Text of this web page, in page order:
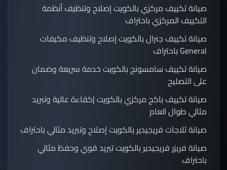
صيانة تكييف مركزي بالكويت إصلاح وتنظيف أنظمة
التكييف المركزي باحتراف
صيانة تكييف جنرال بالكويت إصلاح وتنظيف مكيفات
General باحتراف
صيانة تكييف سامسونج بالكويت خدمة سريعة وضمان
على التصليح
صيانة تكييف باكج مركزي بالكويت |كفاءة عالية وتبريد
مثالي طوال العام
صيانة ثلاجات فريجيدير بالكويت إصلاح وتبريد مثالي باحتراف
صيانة فريزر فريجيدير بالكويت تبريد قوي وحفظ مثالي
باحتراف